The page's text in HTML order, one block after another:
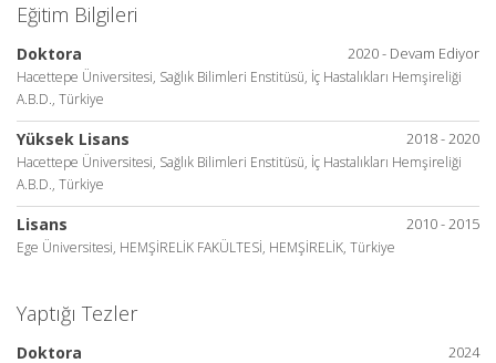
Eğitim Bilgileri
2020 - Devam Ediyor
Doktora
Hacettepe Üniversitesi, Sağlık Bilimleri Enstitüsü, İç Hastalıkları Hemşireliği
A.B.D., Türkiye
2018 - 2020
Yüksek Lisans
Hacettepe Üniversitesi, Sağlık Bilimleri Enstitüsü, İç Hastalıkları Hemşireliği
A.B.D., Türkiye
2010 - 2015
Lisans
Ege Üniversitesi, HEMŞİRELİK FAKÜLTESİ, HEMŞİRELİK, Türkiye
Yaptığı Tezler
2024
Doktora